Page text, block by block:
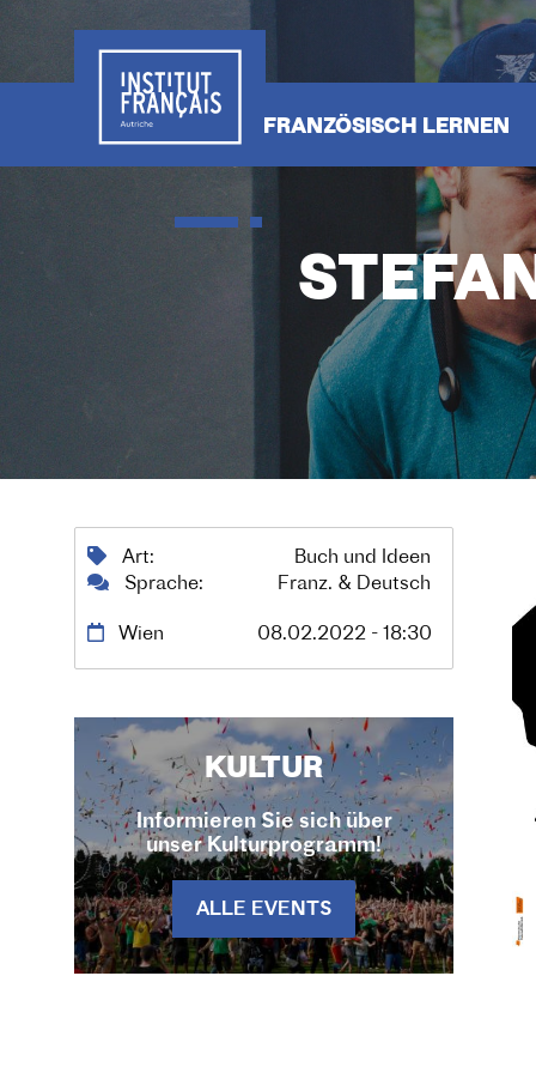
FRANZÖSISCH LERNEN
Art
Buch und Ideen
Sprache
Franz. & Deutsch
Wien 08.02.2022 - 18:30
KULTUR
Informieren Sie sich über
unser Kulturprogramm!
ALLE EVENTS